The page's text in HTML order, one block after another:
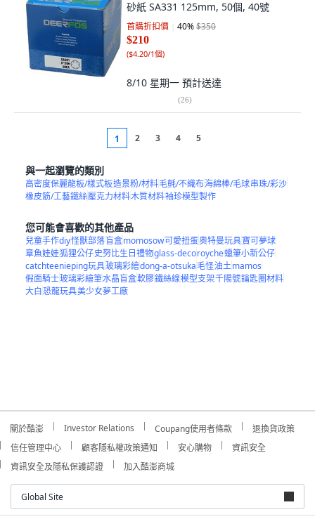
砂紙 SA331 125mm, 50個, 40號
首購折扣價 40%$350
$210
($4.20/1個)
8/10 星期一 預計送達
(26)
1 2 3 4 5
與一起瀏覽的類別
高密度保麗龍板/樣式板造景粉/材料毛氈/不織布海綿棒/毛球串珠/彩沙
橡皮筋/工藝鐵絲壓克力材料木質材料袖珍模型製作
您可能會喜歡的其他產品
兒童手作diy怪獸部落盲盒momosow可愛扭蛋奧特曼玩具寶可夢球
章魚娃娃狐狸公仔史努比生日禮物glass-decoroyche蠟筆小新公仔
catchteenieping玩具玻璃彩繪dong-a-otsuka毛怪油土mamos
假面騎士玻璃彩繪筆水晶盲盒軟膠鐵絲線模型支架千陽號鑰匙圈材料
大白恐龍玩具美少女夢工廠
關於酷澎 Investor Relations Coupang使用者條款
退換貨政策
信任管理中心
顧客隱私權政策通知 安心購物
資訊安全
資訊安全及隱私保護認證
加入酷澎商城
Global Site